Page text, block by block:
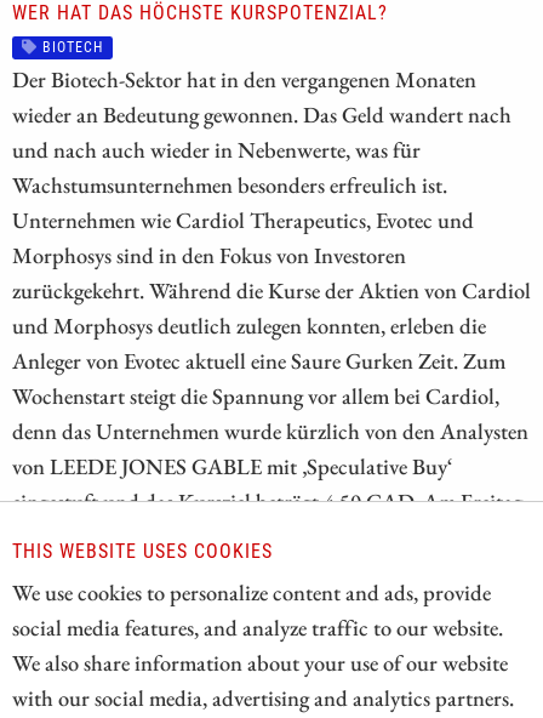
THIS WEBSITE USES COOKIES
We use cookies to personalize content and ads, provide
social media features, and analyze traffic to our website.
We also share information about your use of our website
with our social media, advertising and analytics partners.
WER HAT DAS HÖCHSTE KURSPOTENZIAL?
BIOTECH
Der Biotech-Sektor hat in den vergangenen Monaten
wieder an Bedeutung gewonnen. Das Geld wandert nach
und nach auch wieder in Nebenwerte, was für
Wachstumsunternehmen besonders erfreulich ist.
Unternehmen wie Cardiol Therapeutics, Evotec und
Morphosys sind in den Fokus von Investoren
zurückgekehrt. Während die Kurse der Aktien von Cardiol
und Morphosys deutlich zulegen konnten, erleben die
Anleger von Evotec aktuell eine Saure Gurken Zeit. Zum
Wochenstart steigt die Spannung vor allem bei Cardiol,
denn das Unternehmen wurde kürzlich von den Analysten
von LEEDE JONES GABLE mit ‚Speculative Buy‘
eingestuft und das Kursziel beträgt 4,50 CAD. Am Freitag
ging die Aktie des Biotech-Unternehmens mit neuem 12-
exzellente Vorgaben für die Markteröffnung in
Deutschland.
ZUM KOMMENTAR